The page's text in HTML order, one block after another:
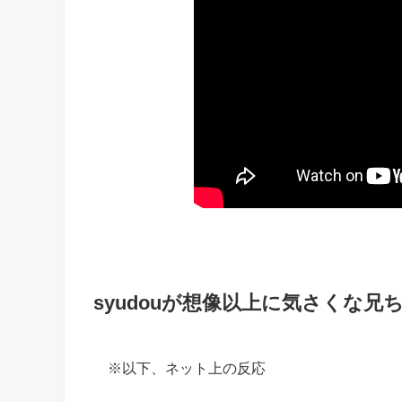
syudouが想像以上に気さくな兄
※以下、ネット上の反応